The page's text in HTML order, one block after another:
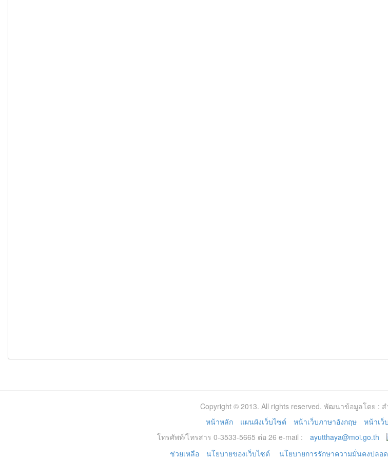
Copyright © 2013. All rights reserved. พัฒนาข้อมูลโดย :
หน้าหลัก
แผนผังเว็บไซต์ หน้าเว็บภาษาอังกฤษ หน้าเว็
โทรศัพท์/โทรสาร 0-3533-5665 ต่อ 26 e-mail :
ayutthaya@moi.go.th
ช่วยเหลือ
นโยบายของเว็บไซต์ นโยบายการรักษาความมั่นคงปลอ